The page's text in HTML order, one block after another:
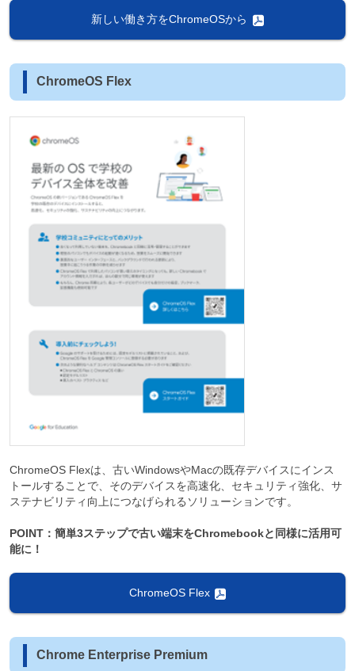
新しい働き方をChromeOSから
ChromeOS Flex
ChromeOS Flexは、古いWindowsやMacの既存デバイスにインス
トールすることで、そのデバイスを高速化、セキュリティ強化、サ
ステナビリティ向上につなげられるソリューションです。
POINT：簡単3ステップで古い端末をChromebookと同様に活用可
能に！
ChromeOS Flex
Chrome Enterprise Premium